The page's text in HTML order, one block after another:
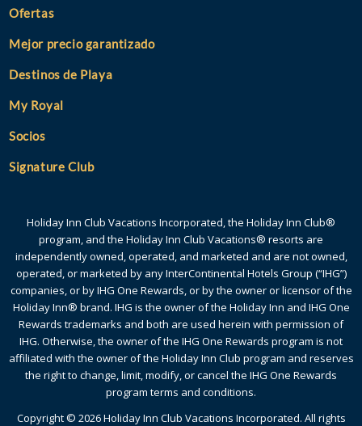
Ofertas
Mejor precio garantizado
Destinos de Playa
My Royal
Socios
Signature Club
Holiday Inn Club Vacations Incorporated, the Holiday Inn Club®
program, and the Holiday Inn Club Vacations® resorts are
independently owned, operated, and marketed and are not owned,
operated, or marketed by any InterContinental Hotels Group (“IHG”)
companies, or by IHG One Rewards, or by the owner or licensor of the
Holiday Inn® brand. IHG is the owner of the Holiday Inn and IHG One
Rewards trademarks and both are used herein with permission of
IHG. Otherwise, the owner of the IHG One Rewards program is not
affiliated with the owner of the Holiday Inn Club program and reserves
the right to change, limit, modify, or cancel the IHG One Rewards
program terms and conditions.
Copyright © 2026 Holiday Inn Club Vacations Incorporated. All rights